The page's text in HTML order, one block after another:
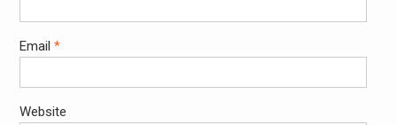
Email *
Website